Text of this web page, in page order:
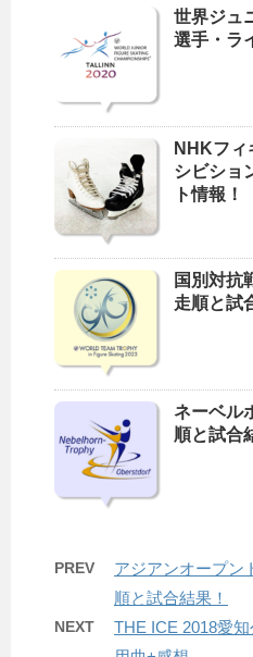
世界ジュ
選手・ラ
NHKフィ
シビショ
ト情報！
国別対抗
走順と試
ネーベル
順と試合
PREV
アジアンオープン
順と試合結果！
NEXT
THE ICE 2018愛